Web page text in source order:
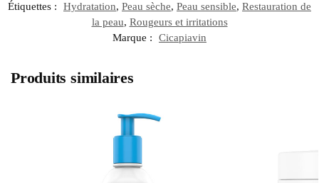
Étiquettes :
Hydratation, Peau sèche, Peau sensible, Restauration de
la peau, Rougeurs et irritations
Marque :
Cicapiavin
Produits similaires